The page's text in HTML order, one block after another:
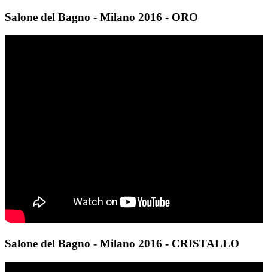
Salone del Bagno - Milano 2016 - ORO
Salone del Bagno - Milano 2016 - CRISTALLO